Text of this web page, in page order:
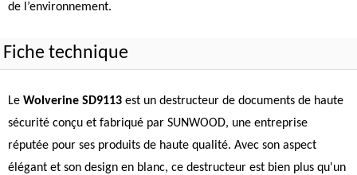
de l’environnement.
Fiche technique
Le Wolverine SD9113 est un destructeur de documents de haute
sécurité conçu et fabriqué par SUNWOOD, une entreprise
réputée pour ses produits de haute qualité. Avec son aspect
élégant et son design en blanc, ce destructeur est bien plus qu'un